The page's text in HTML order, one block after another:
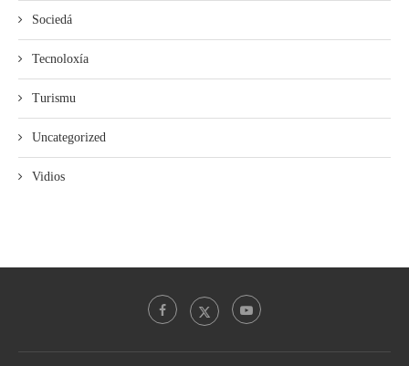
Sociedá
Tecnoloxía
Turismu
Uncategorized
Vidios